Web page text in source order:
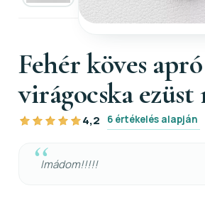
Fehér köves apró
virágocska ezüst
4,2 6 értékelés alapján
Imádom!!!!!